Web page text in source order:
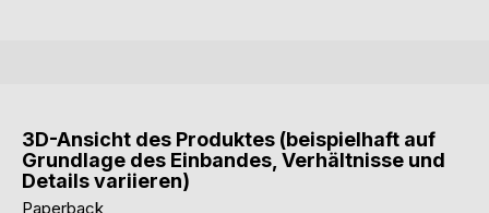
3D-Ansicht des Produktes (beispielhaft auf
Grundlage des Einbandes, Verhältnisse und
Details variieren)
Paperback